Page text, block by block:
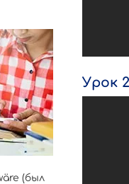
(был
Урок 2